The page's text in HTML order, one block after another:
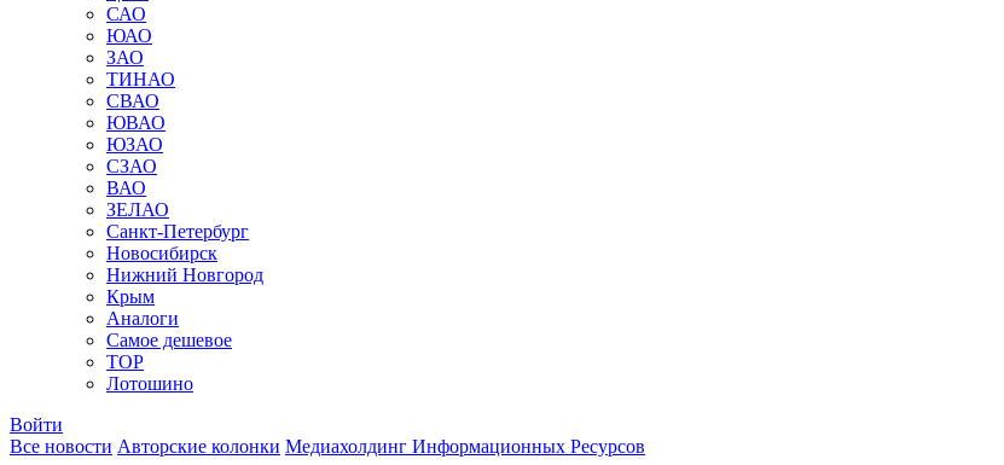
САО
ЮАО
ЗАО
ТИНАО
СВАО
ЮВАО
ЮЗАО
СЗАО
ВАО
ЗЕЛАО
Санкт-Петербург
Новосибирск
Нижний Новгород
Крым
Аналоги
Самое дешевое
TOP
Лотошино
Войти
Все новости Авторские колонки Медиахолдинг Информационных Ресурсов